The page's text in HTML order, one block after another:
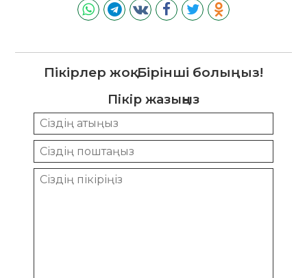
Пікірлер жоқ. Бірінші болыңыз!
Пікір жазыңыз